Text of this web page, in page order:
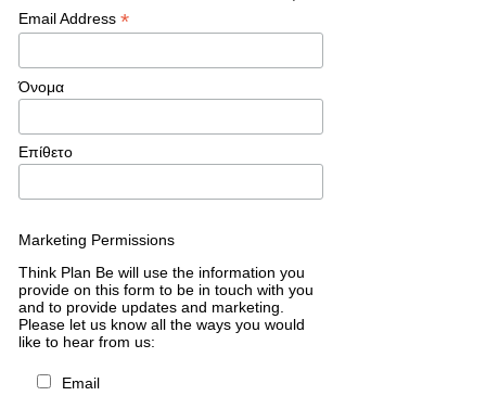
Email Address *
Όνομα
Επίθετο
Marketing Permissions
Think Plan Be will use the information you
provide on this form to be in touch with you
and to provide updates and marketing.
Please let us know all the ways you would
like to hear from us:
Email